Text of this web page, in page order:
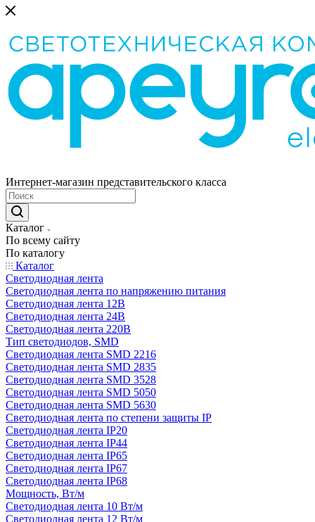
Интернет-магазин представительского класса
Каталог
По всему сайту
По каталогу
Каталог
Светодиодная лента
Светодиодная лента по напряжению питания
Светодиодная лента 12В
Светодиодная лента 24В
Светодиодная лента 220В
Тип светодиодов, SMD
Cветодиодная лента SMD 2216
Светодиодная лента SMD 2835
Светодиодная лента SMD 3528
Светодиодная лента SMD 5050
Светодиодная лента SMD 5630
Светодиодная лента по степени защиты IP
Светодиодная лента IP20
Светодиодная лента IP44
Светодиодная лента IP65
Светодиодная лента IP67
Светодиодная лента IP68
Мощность, Вт/м
Светодиодная лента 10 Вт/м
Светодиодная лента 12 Вт/м